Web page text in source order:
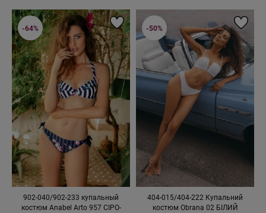
902-040/902-233 купальный
костюм Anabel Arto 957 СІРО-
-64%
404-015/404-222 Купальний
костюм Obrana 02 БІЛИЙ
-50%